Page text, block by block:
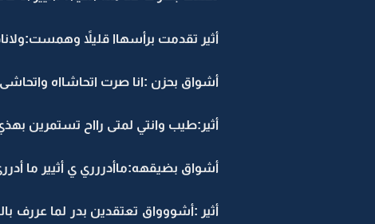
أثير تقدمت برأسهاا قليلاً
أشواق بحزن :انا صرت اتحاشااه
أثير:طيب وانتي لمتى رااح تستمرين
أشواق بضيقهه:ماأدررري ي أثيير ما
أثير :أشووواق تعتقدين بدر لما عررف